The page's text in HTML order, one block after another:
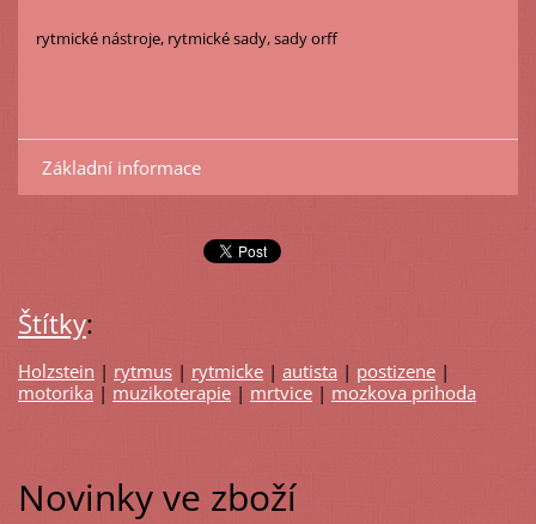
rytmické nástroje, rytmické sady, sady orff
Základní informace
Štítky:
Holzstein | rytmus | rytmicke | autista | postizene |
motorika | muzikoterapie | mrtvice | mozkova prihoda
Novinky ve zboží